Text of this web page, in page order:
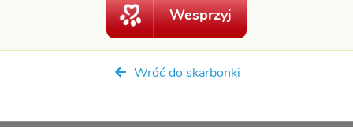
Wesprzyj
Wróć do skarbonki